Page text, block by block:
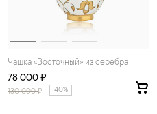
Чашка «Восточный» из серебра
78 000 ₽
130 000₽ 40%